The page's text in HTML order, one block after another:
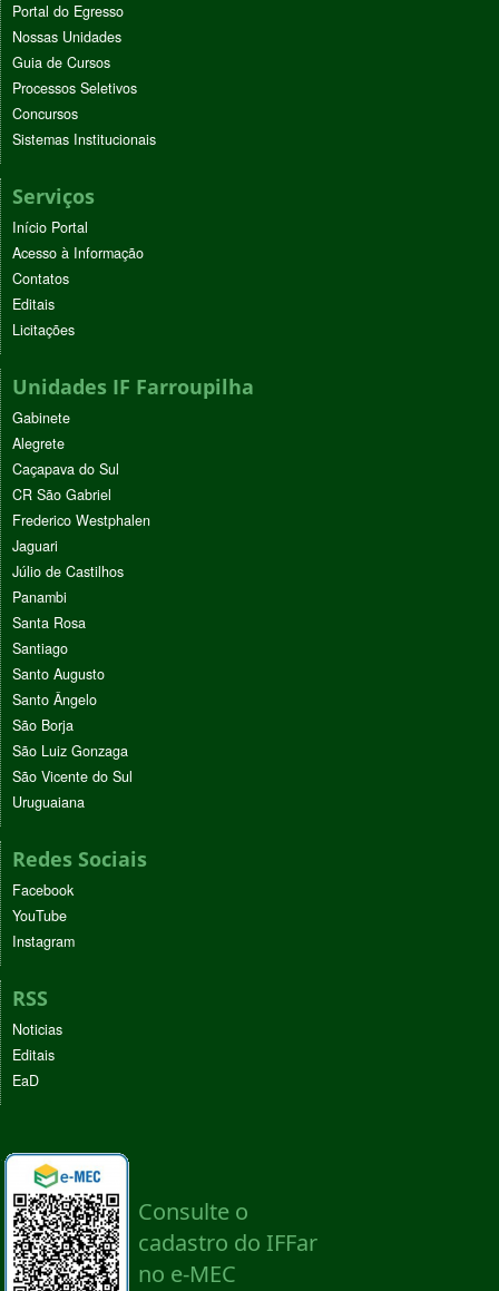
Portal do Egresso
Nossas Unidades
Guia de Cursos
Processos Seletivos
Concursos
Sistemas Institucionais
Serviços
Início Portal
Acesso à Informação
Contatos
Editais
Licitações
Unidades IF Farroupilha
Gabinete
Alegrete
Caçapava do Sul
CR São Gabriel
Frederico Westphalen
Jaguari
Júlio de Castilhos
Panambi
Santa Rosa
Santiago
Santo Augusto
Santo Ângelo
São Borja
São Luiz Gonzaga
São Vicente do Sul
Uruguaiana
Redes Sociais
Facebook
YouTube
Instagram
RSS
Noticias
Editais
EaD